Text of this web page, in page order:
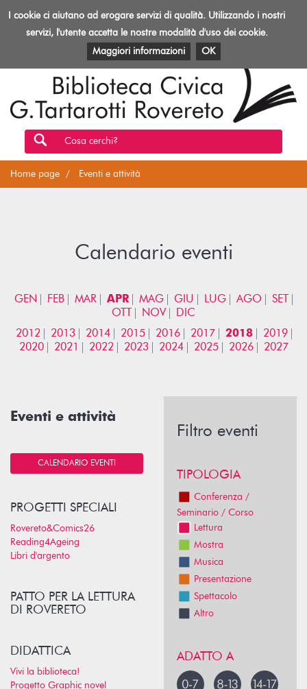
Toggle
Biblioteca
Rovereto
EVENTI E ATTIVITÀ PATRIMONIO E RISORSE
Cosa cerchi?
Home page Eventi e attività
Calendario eventi
GEN FEB MAR APR MAG GIU LUG AGO
SET
OTT
NOV
DIC
2012
2013 2014 2015 2016 2017 2018
2019
2020
2021 2022 2023 2024 2025 2026 2027
Eventi e attività
CALENDARIO EVENTI
PROGETTI SPECIALI
Rovereto&Comics26
Reading4Ageing
Libri d'argento
PATTO PER LA LETTURA
DI ROVERETO
DIDATTICA
Vivi la biblioteca!
Progetto Graphic novel
Filtro eventi
TIPOLOGIA
Conferenza /
Seminario / Corso
Lettura
Mostra
Musica
Presentazione
Spettacolo
Altro
ADATTO A
I cookie ci aiutano ad erogare servizi di qualità. Utilizzando i nostri
servizi, l'utente accetta le nostre modalità d'uso dei cookie.
Maggiori informazioni
OK